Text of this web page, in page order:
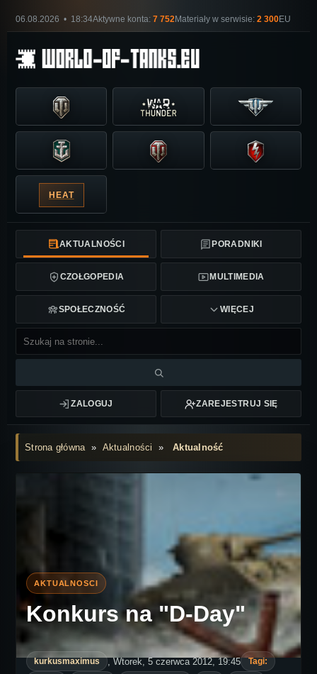
06.08.2026 • 18:34Aktywne konta: 7 752Materiały w serwisie: 2 300EU
HEAT
AKTUALNOŚCI PORADNIKI
CZOŁGOPEDIA MULTIMEDIA
SPOŁECZNOŚĆ WIĘCEJ
ZALOGUJ ZAREJESTRUJ SIĘ
Strona główna» Aktualności »Aktualność
Konkurs na "D-Day"
kurkusmaximus , Wtorek, 5 czerwca 2012, 19:45
Tagi: